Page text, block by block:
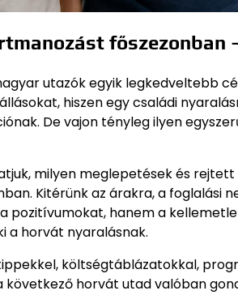
főszezonban
utazók egyik legkedveltebb
hiszen egy családi
De vajon tényleg ilyen
milyen meglepetések és
Kitérünk az árakra, a foglalási
pozitívumokat, hanem a
a horvát nyaralásnak.
költségtáblázatokkal,
következő horvát utad valóban